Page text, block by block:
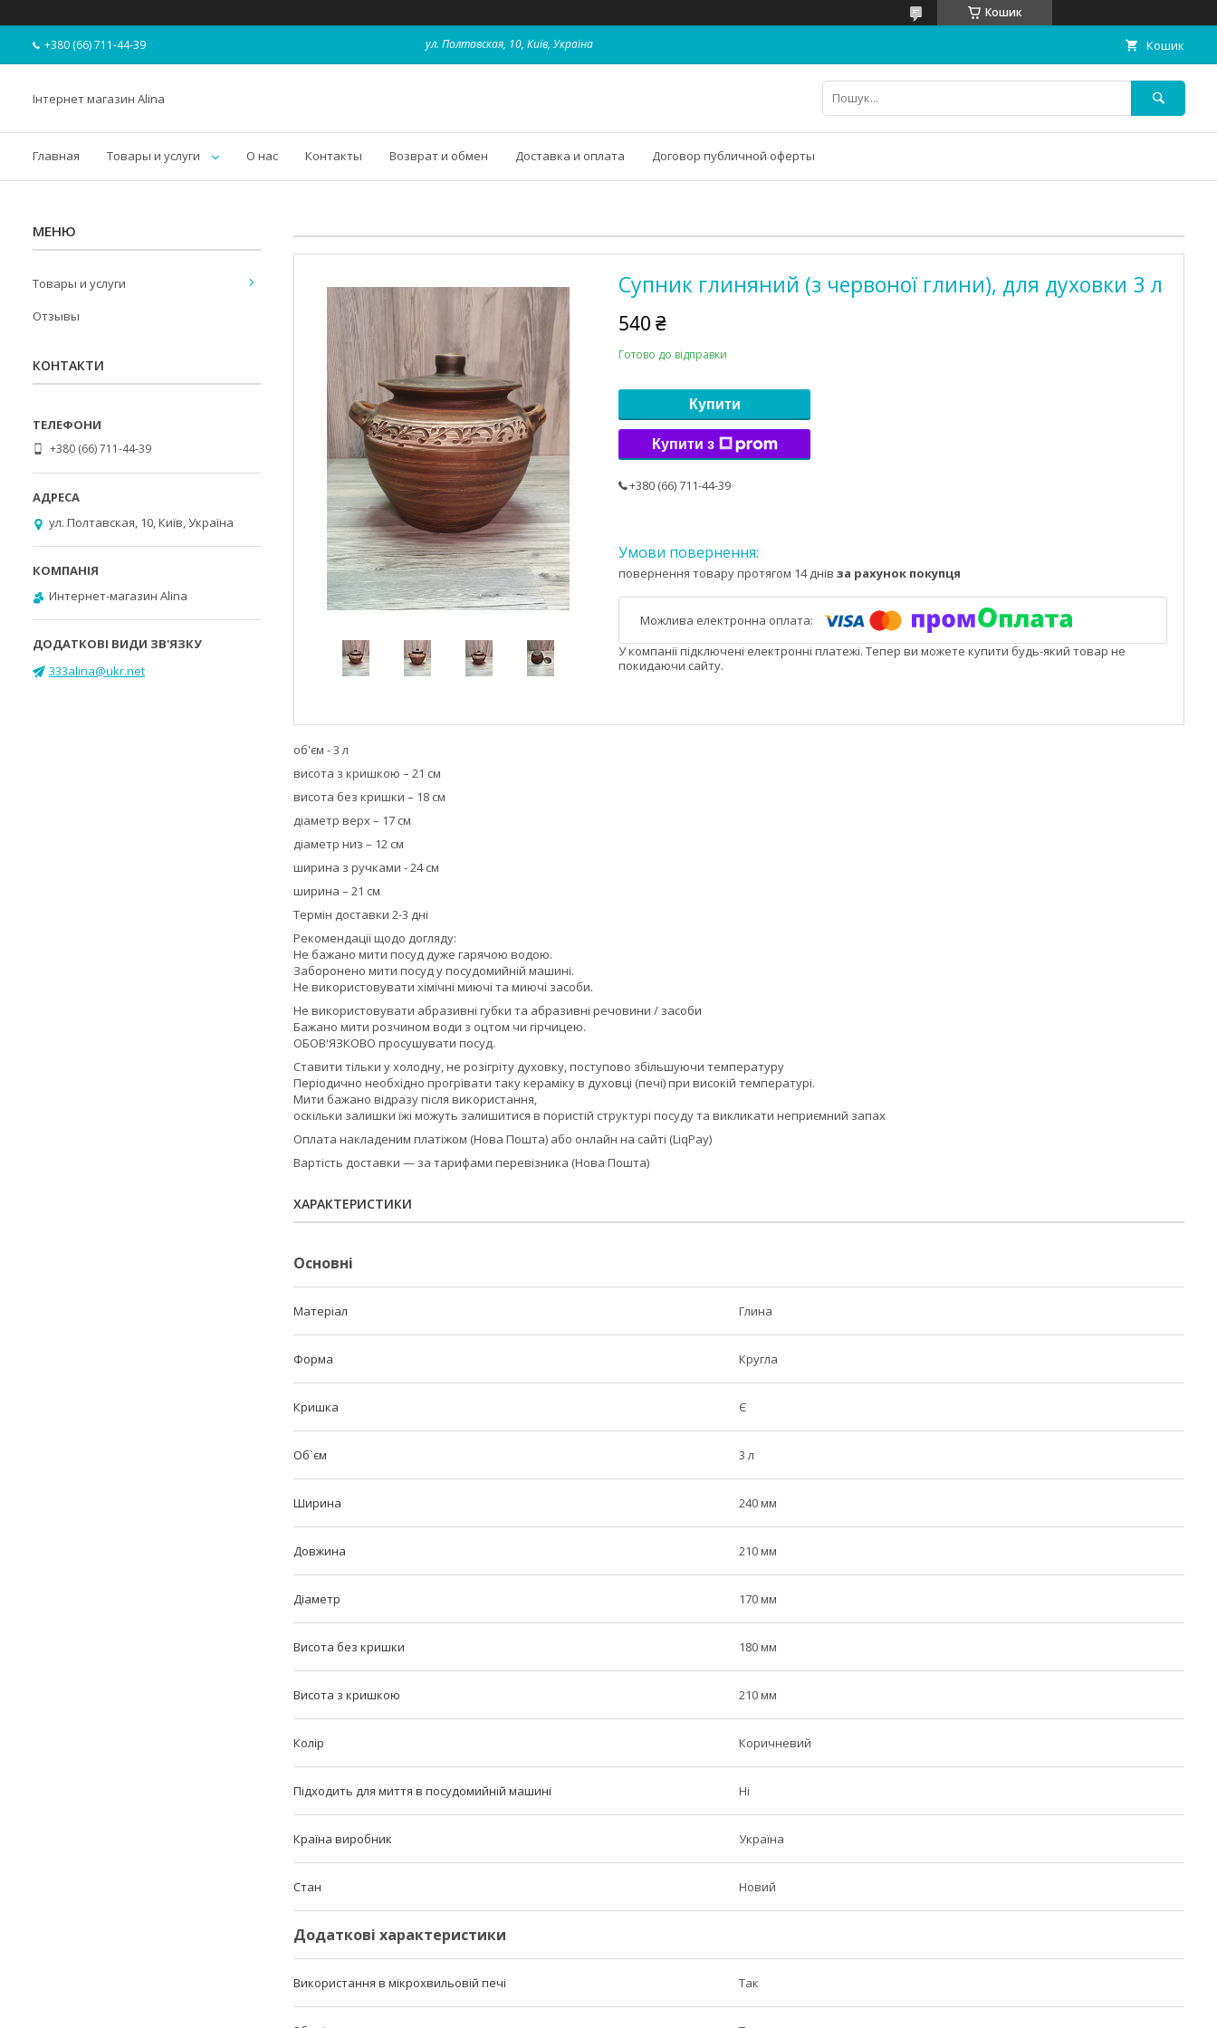
Кошик
+380 (66) 711-44-39 ул. Полтавская, 10, Київ, Україна Кошик
Інтернет магазин Alina
Главная Товары и услуги О нас Контакты Возврат и обмен Доставка и оплата Договор публичной оферты
Супник глиняний (з червоної глини), для духовки 3 л
540 ₴
Готово до відправки
Купити
Купити з
+380 (66) 711-44-39
повернення товару протягом 14 днів за рахунок покупця
У компанії підключені електронні платежі. Тепер ви можете купити будь-який товар не
покидаючи сайту.
об'єм - 3 л
висота з кришкою – 21 см
висота без кришки – 18 см
діаметр верх – 17 см
діаметр низ – 12 см
ширина з ручками - 24 см
ширина – 21 см
Термін доставки 2-3 дні
Рекомендації щодо догляду:
Не бажано мити посуд дуже гарячою водою.
Заборонено мити посуд у посудомийній машині.
Не використовувати хімічні миючі та миючі засоби.
Не використовувати абразивні губки та абразивні речовини / засоби
Бажано мити розчином води з оцтом чи гірчицею.
ОБОВ'ЯЗКОВО просушувати посуд.
Ставити тільки у холодну, не розігріту духовку, поступово збільшуючи температуру
Періодично необхідно прогрівати таку кераміку в духовці (печі) при високій температурі.
Мити бажано відразу після використання,
оскільки залишки їжі можуть залишитися в пористій структурі посуду та викликати неприємний запах
Оплата накладеним платіжом (Нова Пошта) або онлайн на сайті (LiqPay)
Вартість доставки — за тарифами перевізника (Нова Пошта)
ХАРАКТЕРИСТИКИ
Основні
Матеріал Глина
Форма Кругла
Кришка Є
Об`єм 3 л
Ширина 240 мм
Довжина 210 мм
Діаметр 170 мм
Висота без кришки 180 мм
Висота з кришкою 210 мм
Колір Коричневий
Підходить для миття в посудомийній машині Ні
Країна виробник Україна
Стан Новий
Додаткові характеристики
Використання в мікрохвильовій печі Так
Товары и услуги
Отзывы
КОНТАКТИ
+380 (66) 711-44-39
ул. Полтавская, 10, Київ, Україна
Интернет-магазин Alina
333alina@ukr.net